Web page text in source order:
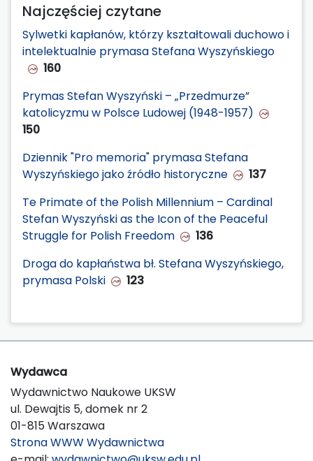
Najczęściej czytane
Sylwetki kapłanów, którzy kształtowali duchowo i
intelektualnie prymasa Stefana Wyszyńskiego
160
Prymas Stefan Wyszyński – „Przedmurze”
katolicyzmu w Polsce Ludowej (1948-1957)
150
Dziennik "Pro memoria" prymasa Stefana
Wyszyńskiego jako źródło historyczne
137
Te Primate of the Polish Millennium – Cardinal
Stefan Wyszyński as the Icon of the Peaceful
Struggle for Polish Freedom
136
Droga do kapłaństwa bł. Stefana Wyszyńskiego,
prymasa Polski
123
Wydawca
Wydawnictwo Naukowe UKSW
ul. Dewajtis 5, domek nr 2
01-815 Warszawa
Strona WWW Wydawnictwa